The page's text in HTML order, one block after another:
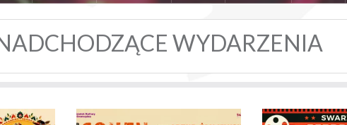
WYDARZENIA